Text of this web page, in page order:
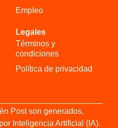
Empleo
Legales
Términos y
condiciones
Política de privacidad
Post son generados,
Inteligencia Artificial (IA).